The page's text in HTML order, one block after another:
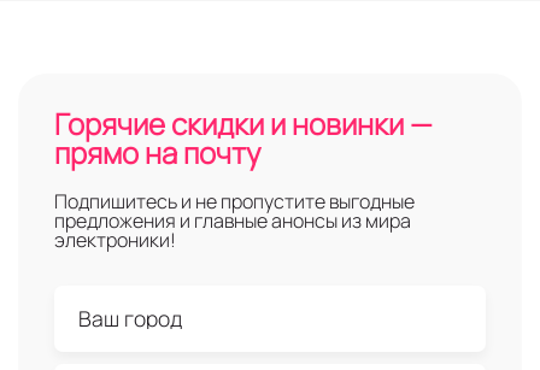
Горячие скидки и новинки —
прямо на почту
Подпишитесь и не пропустите выгодные
предложения и главные анонсы из мира
электроники!